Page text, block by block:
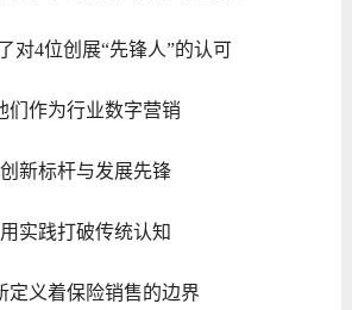
对4位创展“先锋人”的认可
们作为行业数字营销
创新标杆与发展先锋
用实践打破传统认知
定义着保险销售的边界